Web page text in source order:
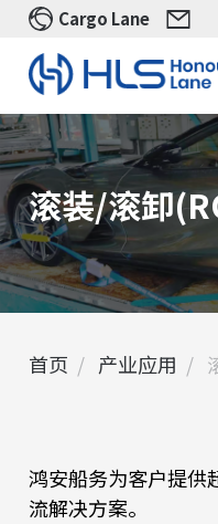
Cargo Lane
滚装/滚卸
首页 产业应用
鸿安船务为客户提供
流解决方案。